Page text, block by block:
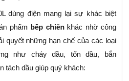
dùng điện mang lại sự khác biệt
phẩm bếp chiênkhác nhờ công
quyết những hạn chế của các loại
như cháy dầu, tốn dầu, bắn
tách dầu giúp quý khách: